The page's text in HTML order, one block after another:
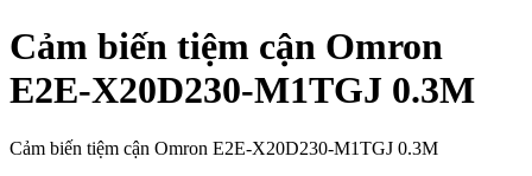
Cảm biến tiệm cận Omron
E2E-X20D230-M1TGJ 0.3M
Cảm biến tiệm cận Omron E2E-X20D230-M1TGJ 0.3M